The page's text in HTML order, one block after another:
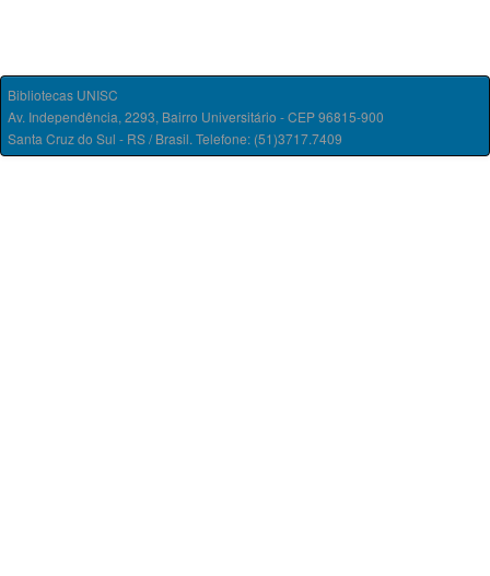
Bibliotecas UNISC
Av. Independência, 2293, Bairro Universitário - CEP 96815-900
Santa Cruz do Sul - RS / Brasil. Telefone: (51)3717.7409